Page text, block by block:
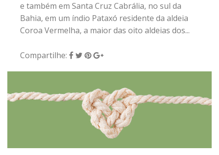
e também em Santa Cruz Cabrália, no sul da
Bahia, em um índio Pataxó residente da aldeia
Coroa Vermelha, a maior das oito aldeias dos...
Compartilhe: